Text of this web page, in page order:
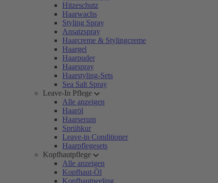
Hitzeschutz
Haarwachs
Styling Spray
Ansatzspray
Haarcreme & Stylingcreme
Haargel
Haarpuder
Haarspray
Haarstyling-Sets
Sea Salt Spray
Leave-In Pflege
Alle anzeigen
Haaröl
Haarserum
Sprühkur
Leave-in Conditioner
Haarpflegesets
Kopfhautpflege
Alle anzeigen
Kopfhaut-Öl
Kopfhautpeeling